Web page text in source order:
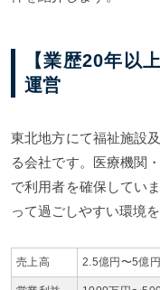
【業歴20年以
運営
東北地方にて福祉施設
る会社です。医療機関
で利用者を確保してい
って過ごしやすい環境
売上高 2.5億円〜5億円